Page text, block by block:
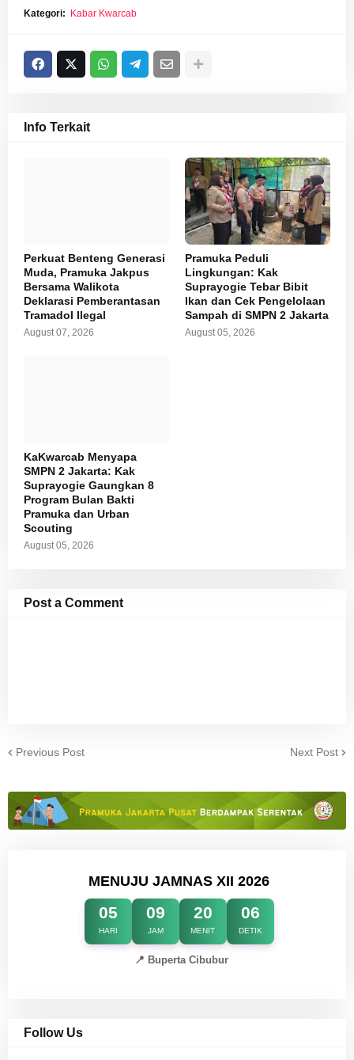
Kategori: Kabar Kwarcab
Info Terkait
Perkuat Benteng Generasi
Muda, Pramuka Jakpus
Bersama Walikota
Deklarasi Pemberantasan
Tramadol Ilegal
August 07, 2026
Pramuka Peduli
Lingkungan: Kak
Suprayogie Tebar Bibit
Ikan dan Cek Pengelolaan
Sampah di SMPN 2 Jakarta
August 05, 2026
KaKwarcab Menyapa
SMPN 2 Jakarta: Kak
Suprayogie Gaungkan 8
Program Bulan Bakti
Pramuka dan Urban
Scouting
August 05, 2026
Post a Comment
Previous Post Next Post
MENUJU JAMNAS XII 2026
05
HARI
09
JAM
20
MENIT
05
DETIK
📍 Buperta Cibubur
Follow Us